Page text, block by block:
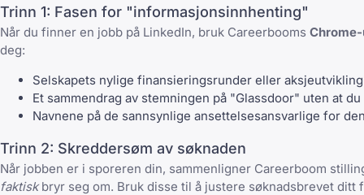
Trinn 1: Fasen for "informasjonsinnhenting"
Når du finner en jobb på LinkedIn, bruk Careerbooms
deg:
Selskapets nylige finansieringsrunder eller
Et sammendrag av stemningen på "Glassdoor" uten at
Navnene på de sannsynlige ansettelsesansvarlige for
Trinn 2: Skreddersøm av søknaden
Når jobben er i sporeren din, sammenligner Careerboom
faktiskbryr seg om. Bruk disse til å justere søknadsbrevet ditt